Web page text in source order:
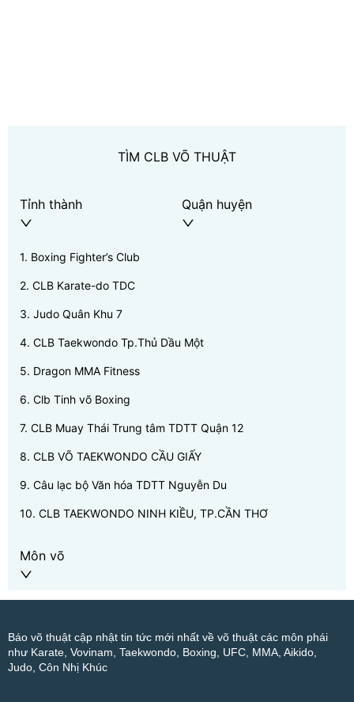
TÌM CLB VÕ THUẬT
Tỉnh thành Quận huyện
1. Boxing Fighter’s Club
2. CLB Karate-do TDC
3. Judo Quân Khu 7
4. CLB Taekwondo Tp.Thủ Dầu Một
5. Dragon MMA Fitness
6. Clb Tinh võ Boxing
7. CLB Muay Thái Trung tâm TDTT Quận 12
8. CLB VÕ TAEKWONDO CẦU GIẤY
9. Câu lạc bộ Văn hóa TDTT Nguyễn Du
10. CLB TAEKWONDO NINH KIỀU, TP.CẦN THƠ
Môn võ
Báo võ thuật cập nhật tin tức mới nhất về võ thuật các môn phái
như Karate, Vovinam, Taekwondo, Boxing, UFC, MMA, Aikido,
Judo, Côn Nhị Khúc